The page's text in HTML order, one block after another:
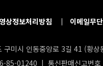
영상정보처리방침 이메일무
구미시 인동중앙로 3길 41 (황
85-01240 | 통신판매신고번